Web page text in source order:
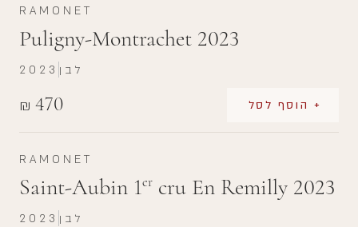
RAMONET
Puligny-Montrachet 2023
₪ 470 + הוסף לסל
2023 לבן
RAMONET
Saint-Aubin 1er cru En Remilly 2023
2023 לבן